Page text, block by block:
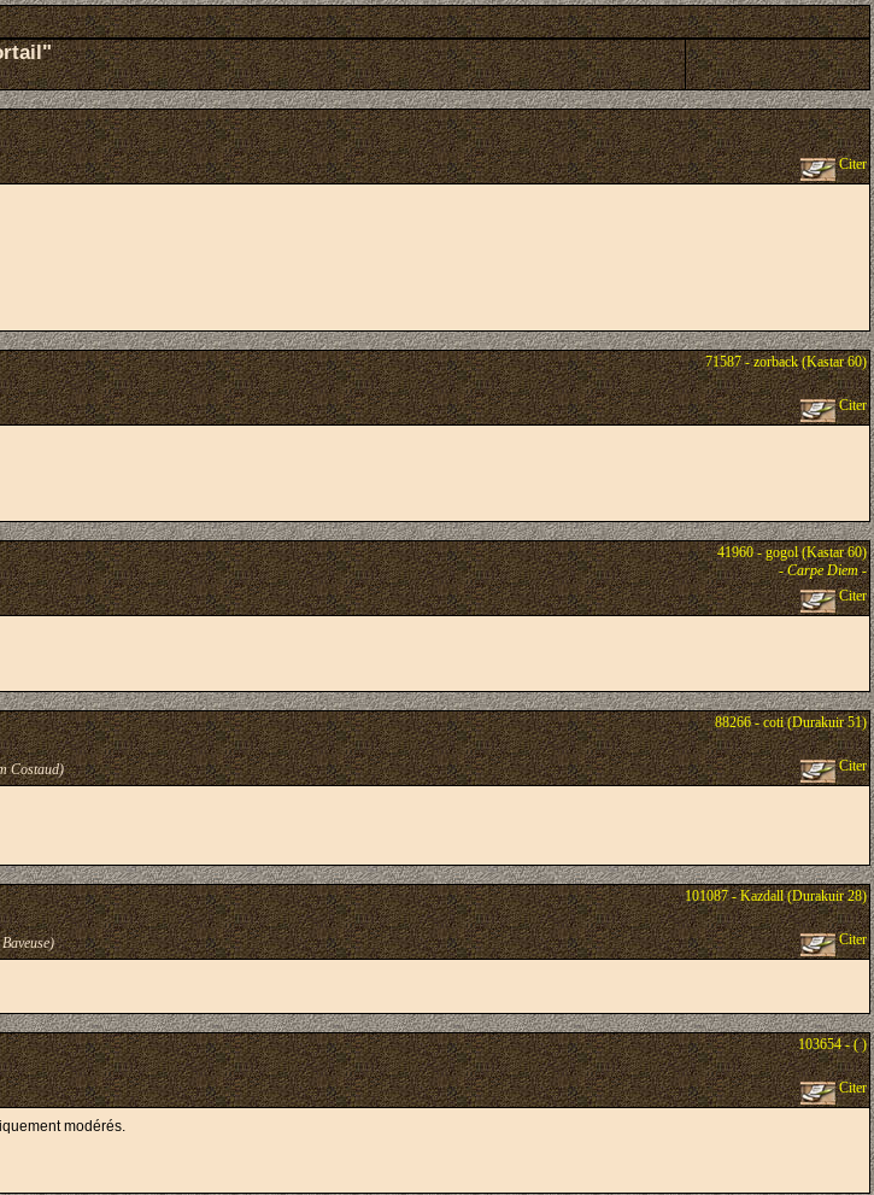
Citer
71587 - zorback (Kastar 60)
Citer
41960 - gogol (Kastar 60)
-Carpe Diem-
Citer
88266 - coti (Durakuir 51)
Costaud) Citer
101087 - Kazdall (Durakuir 28)
Citer
103654 - ( )
Citer
modérés.